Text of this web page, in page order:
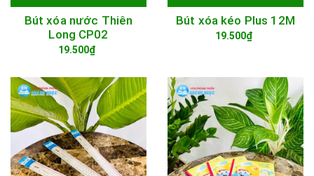
Bút xóa nước Thiên
Long CP02
19.500₫
Bút xóa kéo Plus 12M
19.500₫